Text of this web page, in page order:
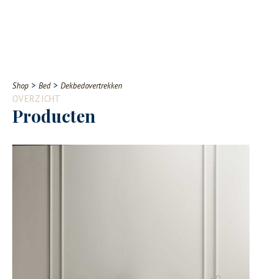
Contact
Shop > Bed > Dekbedovertrekken
OVERZICHT
Producten